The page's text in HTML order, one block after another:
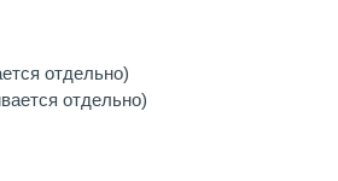
отдельно)
отдельно)